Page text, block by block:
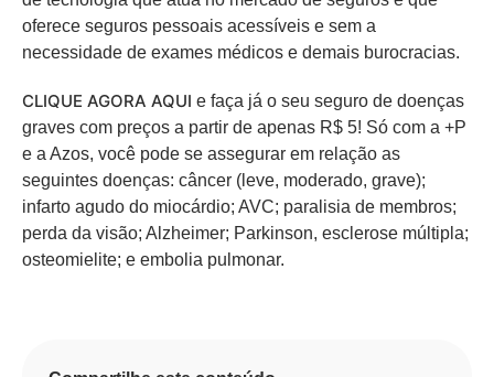
oferece seguros pessoais acessíveis e sem a
necessidade de exames médicos e demais burocracias.
CLIQUE AGORA AQUI e faça já o seu seguro de doenças
graves com preços a partir de apenas R$ 5! Só com a +P
e a Azos, você pode se assegurar em relação as
seguintes doenças: câncer (leve, moderado, grave);
infarto agudo do miocárdio; AVC; paralisia de membros;
perda da visão; Alzheimer; Parkinson, esclerose múltipla;
osteomielite; e embolia pulmonar.